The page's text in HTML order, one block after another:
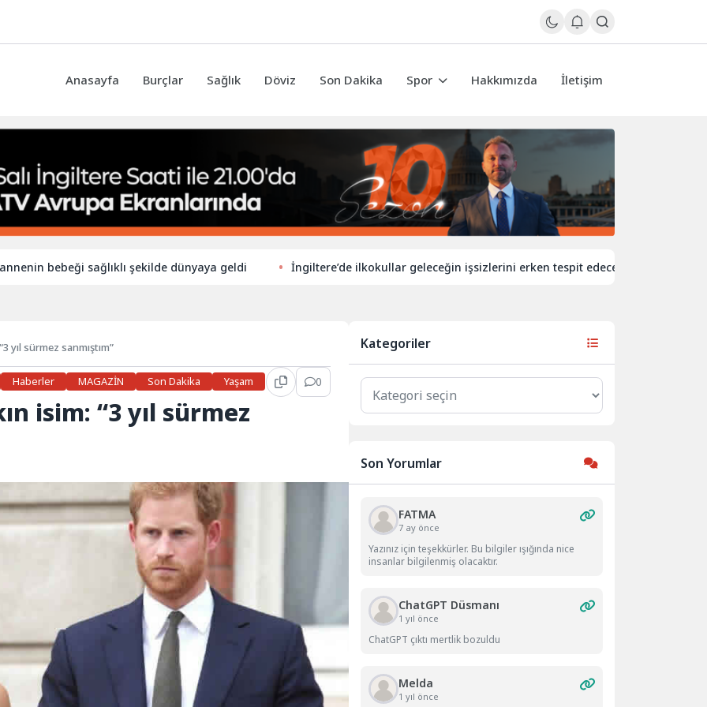
Anasayfa Burçlar Sağlık Döviz Son Dakika Spor Hakkımızda İletişim
sağlıklı şekilde dünyaya geldi İngiltere’de ilkokullar geleceğin işsizlerini erken tespit edecek
yıl sürmez sanmıştım”
Haberler MAGAZİN Son Dakika Yaşam 0
isim: “3 yıl sürmez
Kategoriler
Kategoriler
Son Yorumlar
FATMA
7 ay önce
Yazınız için teşekkürler. Bu bilgiler ışığında nice
insanlar bilgilenmiş olacaktır.
ChatGPT Düsmanı
1 yıl önce
ChatGPT çıktı mertlik bozuldu
Melda
1 yıl önce